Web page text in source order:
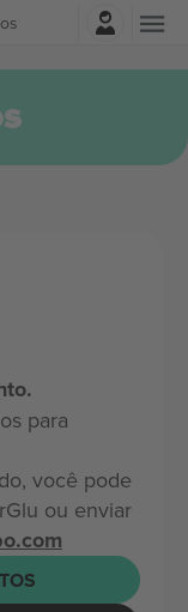
para
você pode
ou enviar